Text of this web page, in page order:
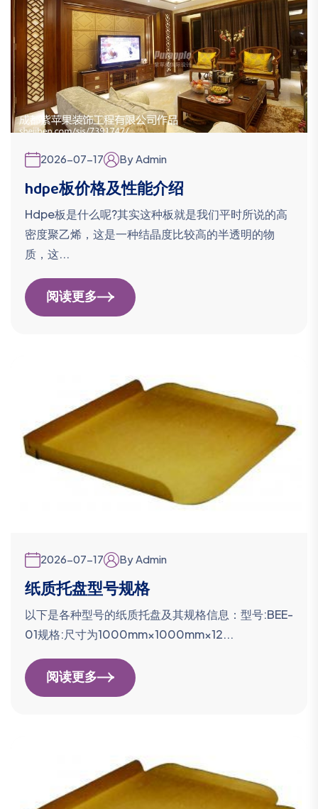
2026-07-17 By Admin
hdpe板价格及性能介绍
Hdpe板是什么呢?其实这种板就是我们平时所说的高
密度聚乙烯，这是一种结晶度比较高的半透明的物
质，这...
阅读更多
2026-07-17 By Admin
纸质托盘型号规格
以下是各种型号的纸质托盘及其规格信息：型号:BEE-
01规格:尺寸为1000mm×1000mm×12...
阅读更多